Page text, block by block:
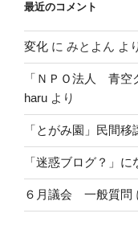
最近のコメント
変化 に みとよん よ
「ＮＰＯ法人 青
haru より
「とがみ園」民間移
「迷惑ブログ？」
６月議会 一般質問